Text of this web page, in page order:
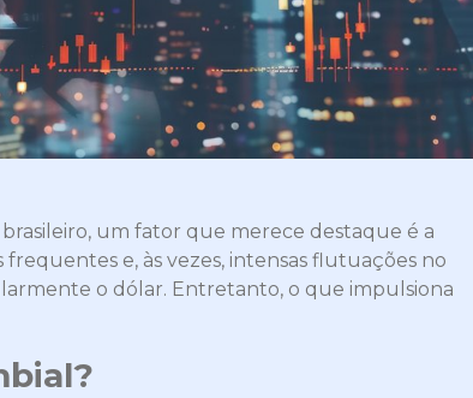
um fator que merece destaque é a
e, às vezes, intensas flutuações no
o dólar. Entretanto, o que impulsiona